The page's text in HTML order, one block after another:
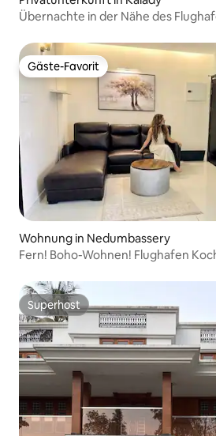
Übernachte in der Nähe des
Gäste-Favorit
Gäste-Favorit
Wohnung in Nedumbassery
Fern! Boho-Wohnen! Flughafen
Superhost
Superhost